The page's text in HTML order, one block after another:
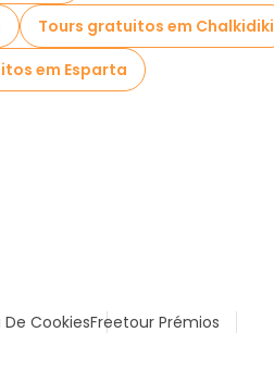
Tours gratuitos em Chalkidiki
em Esparta
CookiesFreetour Prémios